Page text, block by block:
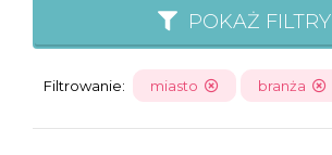
POKAŻ FILTRY
Filtrowanie: miasto branża